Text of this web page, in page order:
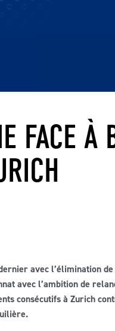
FACE À
avec l’élimination
avec l’ambition de
consécutifs à Zurich